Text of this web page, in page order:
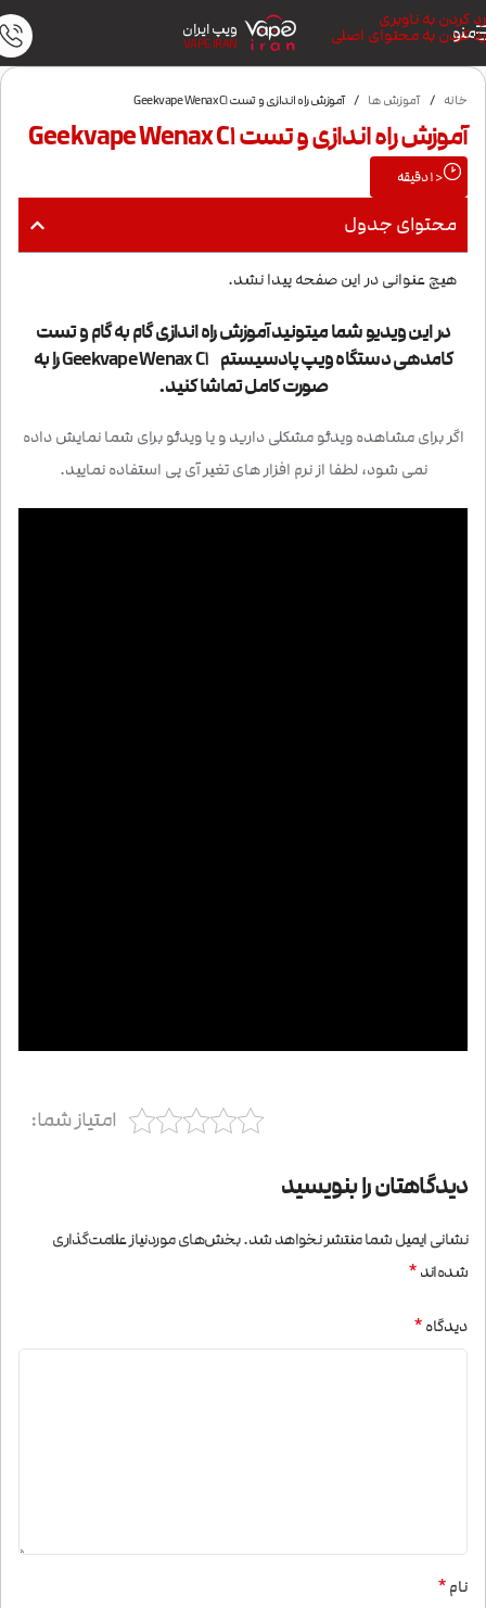
رد کردن به ناوبری
رد کردن به محتوای اصلی
منو ویپ ایران
VAPE IRAN
خانه / آموزش ها / آموزش راه اندازی و تست Geekvape Wenax C1
آموزش راه اندازی و تست Geekvape Wenax C1
< 1 دقیقه
محتوای جدول
هیچ عنوانی در این صفحه پیدا نشد.
در این ویدیو شما میتونید آموزش راه اندازی گام به گام و تست
کامدهی دستگاه ویپ پادسیستم Geekvape Wenax C1را به
صورت کامل تماشا کنید.
اگر برای مشاهده ویدئو مشکلی دارید و یا ویدئو برای شما نمایش داده
نمی شود، لطفا از نرم افزار های تغیر آی پی استفاده نمایید.
امتیاز شما:
دیدگاهتان را بنویسید
نشانی ایمیل شما منتشر نخواهد شد.بخش‌های موردنیاز علامت‌گذاری
شده‌اند*
دیدگاه*
نام*